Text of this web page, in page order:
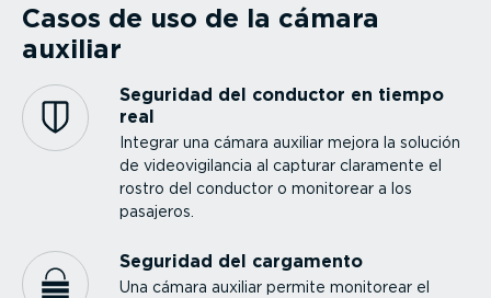
Casos de uso de la cámara
auxiliar
Seguridad del conductor en tiempo
real
Integrar una cámara auxiliar mejora la solución
de video­vi­gi­lancia al capturar claramente el
rostro del conductor o monitorear a los
pasajeros.
Seguridad del cargamento
Una cámara auxiliar permite monitorear el